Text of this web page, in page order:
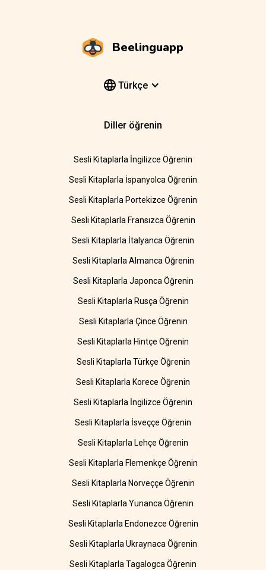
Beelinguapp
Türkçe
Diller öğrenin
Sesli Kitaplarla İngilizce Öğrenin
Sesli Kitaplarla İspanyolca Öğrenin
Sesli Kitaplarla Portekizce Öğrenin
Sesli Kitaplarla Fransızca Öğrenin
Sesli Kitaplarla İtalyanca Öğrenin
Sesli Kitaplarla Almanca Öğrenin
Sesli Kitaplarla Japonca Öğrenin
Sesli Kitaplarla Rusça Öğrenin
Sesli Kitaplarla Çince Öğrenin
Sesli Kitaplarla Hintçe Öğrenin
Sesli Kitaplarla Türkçe Öğrenin
Sesli Kitaplarla Korece Öğrenin
Sesli Kitaplarla İngilizce Öğrenin
Sesli Kitaplarla İsveççe Öğrenin
Sesli Kitaplarla Lehçe Öğrenin
Sesli Kitaplarla Flemenkçe Öğrenin
Sesli Kitaplarla Norveççe Öğrenin
Sesli Kitaplarla Yunanca Öğrenin
Sesli Kitaplarla Endonezce Öğrenin
Sesli Kitaplarla Ukraynaca Öğrenin
Sesli Kitaplarla Tagalogca Öğrenin